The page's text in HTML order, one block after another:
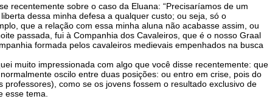
recentemente sobre o caso da Eluana: “Precisaríamos de um
dessa minha defesa a qualquer custo; ou seja, só o
que a relação com essa minha aluna não acabasse assim, ou
passada, fui à Companhia dos Cavaleiros, que é o nosso Graal
formada pelos cavaleiros medievais empenhados na busca
muito impressionada com algo que você disse recentemente: que
oscilo entre duas posições: ou entro em crise, pois do
como se os jovens fossem o resultado exclusivo de
esse tema.